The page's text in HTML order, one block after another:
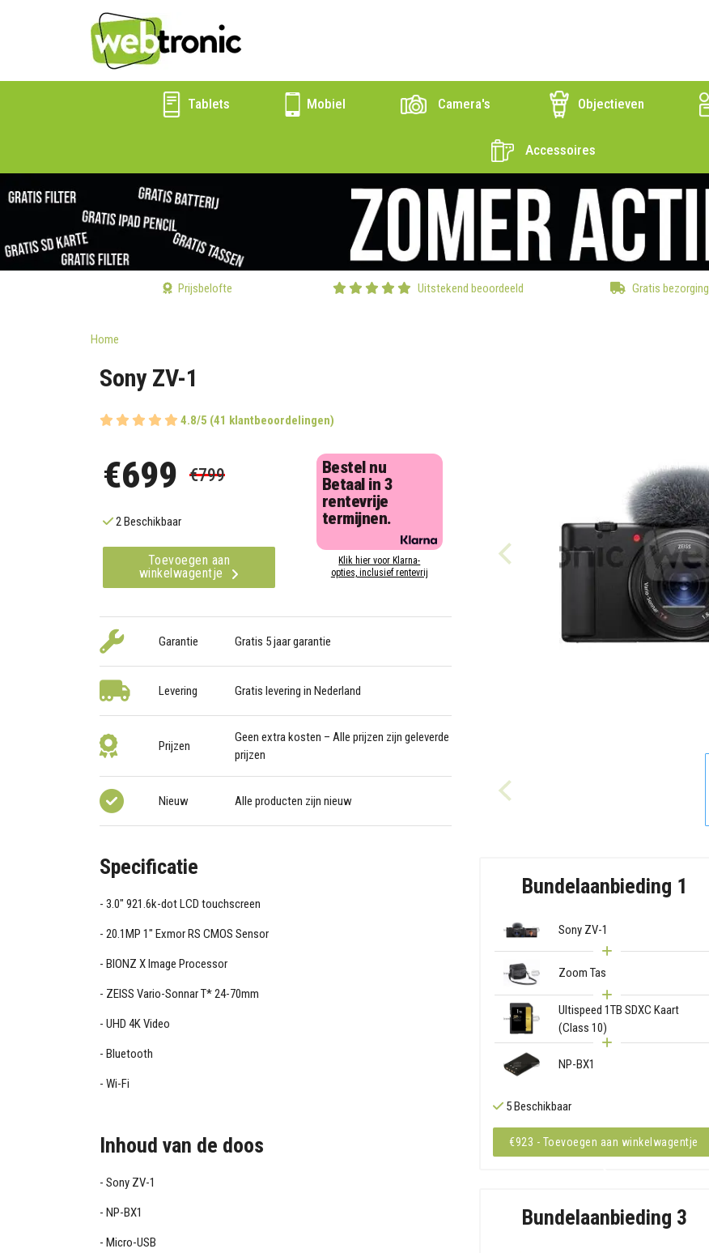
Tablets Mobiel Camera's Objectieven
Accessoires
Prijsbelofte Uitstekend beoordeeld Gratis bezorging
Home
Sony ZV-1
4.8/5 (41 klantbeoordelingen)
€699 €799
2 Beschikbaar
Toevoegen aan
winkelwagentje
Bestel nu
Betaal in 3
rentevrije
termijnen.
Klik hier voor Klarna-
opties, inclusief rentevrij
Garantie Gratis 5 jaar garantie
Levering Gratis levering in Nederland
Prijzen
Geen extra kosten – Alle prijzen zijn geleverde
prijzen
Nieuw Alle producten zijn nieuw
Bundelaanbieding 1
Sony ZV-1
Zoom Tas
Ultispeed 1TB SDXC Kaart
(Class 10)
NP-BX1
5 Beschikbaar
€923 - Toevoegen aan winkelwagentje
Bundelaanbieding 3
Specificatie
3.0" 921.6k-dot LCD touchscreen
20.1MP 1" Exmor RS CMOS Sensor
BIONZ X Image Processor
ZEISS Vario-Sonnar T* 24-70mm
UHD 4K Video
Bluetooth
Wi-Fi
Inhoud van de doos
Sony ZV-1
NP-BX1
Micro-USB